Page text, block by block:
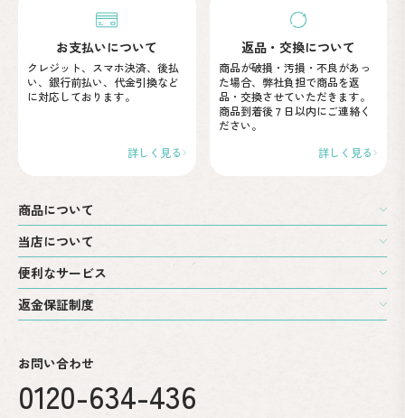
お支払いについて
クレジット、スマホ決済、後払
い、 銀行前払い、代金引換など
に対応しております。
詳しく見る
返品・交換について
商品が破損・汚損・不良があっ
た場合、弊社負担で商品を返
品・交換させていただきます。
商品到着後７日以内にご連絡く
ださい。
詳しく見る
商品について
当店について
便利なサービス
返金保証制度
お問い合わせ
0120-634-436